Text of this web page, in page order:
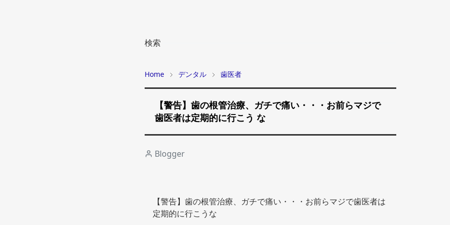
検索
Home デンタル 歯医者
【警告】歯の根管治療、ガチで痛い・・・お前らマジで
歯医者は定期的に行こう な
Blogger
【警告】歯の根管治療、ガチで痛い・・・お前らマジで歯医者は
定期的に行こうな